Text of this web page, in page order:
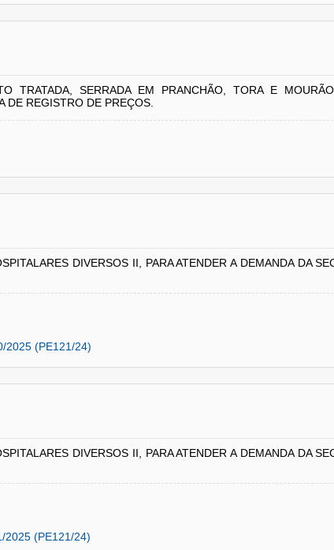
TRATADA, SERRADA EM PRANCHÃO, TORA E
DE REGISTRO DE PREÇOS.
DIVERSOS II, PARA ATENDER A DEMANDA DA
2025 (PE121/24)
DIVERSOS II, PARA ATENDER A DEMANDA DA
2025 (PE121/24)